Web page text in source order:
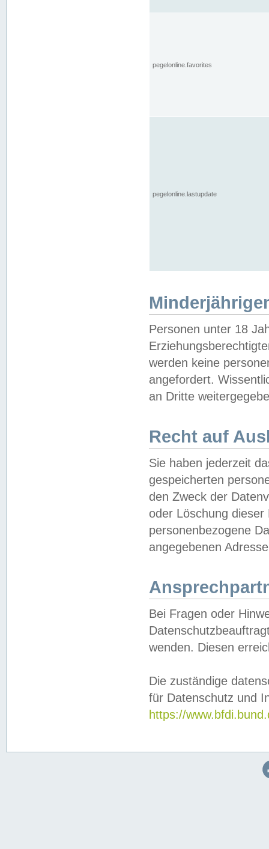
pegelonline.favorites
pegelonline.lastupdate
Personen unter 18
werden keine
angefordert.
an Dritte
Recht auf
Sie haben jederzeit
gespeicherten
den Zweck der
oder Löschung
personenbezogene
angegebenen
Bei Fragen oder
wenden. Diesen
Die zuständige
für Datenschutz und
https://